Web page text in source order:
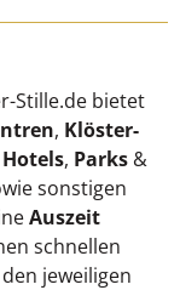
Stille.de bietet
, Klöster-
Hotels, Parks &
sonstigen
Auszeit
schnellen
jeweiligen